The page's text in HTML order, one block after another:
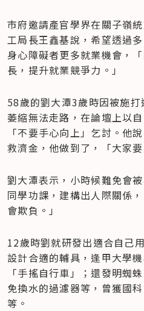
市府邀請產官學界在關子嶺
工局長王鑫基說，希望透過
身心障礙者更多就業機會，
長，提升就業競爭力。」
58歲的劉大潭3歲時因被施
萎縮無法走路，在論壇上以
「不要手心向上」乞討。他
救濟金，他做到了，「大家
劉大潭表示，小時候難免會
同學功課，建構出人際關係
會欺負。」
12歲時劉就研發出適合自己
設計合適的輔具，逢甲大學
「手搖自行車」；還發明蜘
免換水的過濾器等，曾獲國
等。